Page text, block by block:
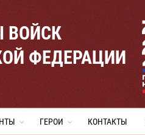
ВОЙСК
ФЕДЕРАЦИИ
ГЕРОИ КОНТАКТЫ